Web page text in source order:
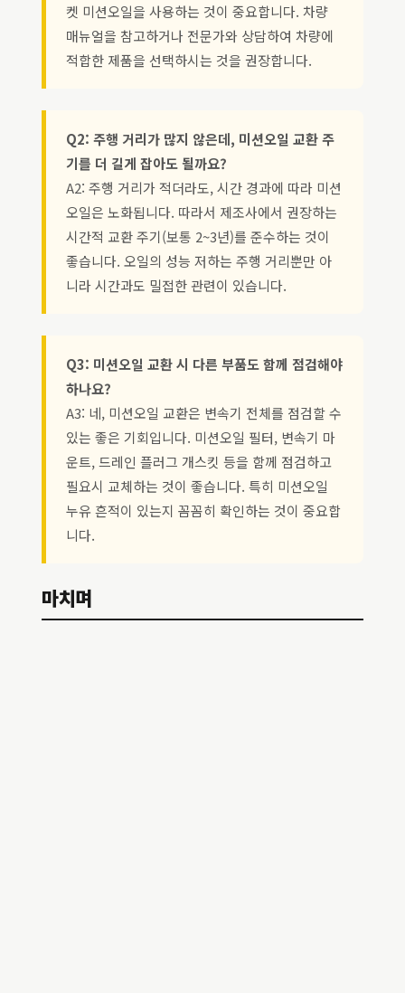
켓 미션오일을 사용하는 것이 중요합니다. 차량
매뉴얼을 참고하거나 전문가와 상담하여 차량에
적합한 제품을 선택하시는 것을 권장합니다.
Q2: 주행 거리가 많지 않은데, 미션오일 교환 주
기를 더 길게 잡아도 될까요?
A2: 주행 거리가 적더라도, 시간 경과에 따라 미션
오일은 노화됩니다. 따라서 제조사에서 권장하는
시간적 교환 주기(보통 2~3년)를 준수하는 것이
좋습니다. 오일의 성능 저하는 주행 거리뿐만 아
니라 시간과도 밀접한 관련이 있습니다.
Q3: 미션오일 교환 시 다른 부품도 함께 점검해야
하나요?
A3: 네, 미션오일 교환은 변속기 전체를 점검할 수
있는 좋은 기회입니다. 미션오일 필터, 변속기 마
운트, 드레인 플러그 개스킷 등을 함께 점검하고
필요시 교체하는 것이 좋습니다. 특히 미션오일
누유 흔적이 있는지 꼼꼼히 확인하는 것이 중요합
니다.
마치며